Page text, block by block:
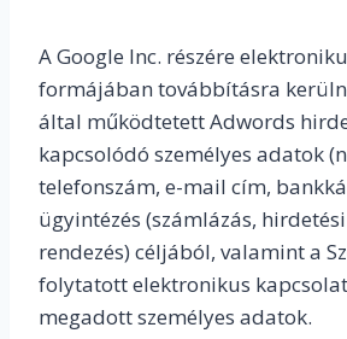
A Google Inc. részére
formájában továbbításra
által működtetett Adwords
kapcsolódó személyes adatok
telefonszám, e-mail cím,
ügyintézés (számlázás,
rendezés) céljából, valamint a
folytatott elektronikus
megadott személyes adatok.